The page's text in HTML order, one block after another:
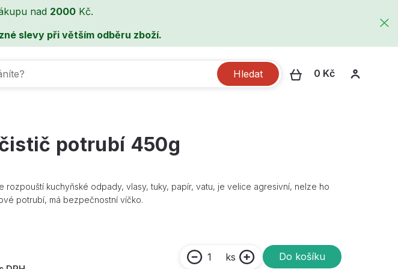
nad 2000 Kč.
slevy při větším odběru zboží.
Hledat 0 Kč
potrubí 450g
rozpouští kuchyňské odpady, vlasy, tuky, papír, vatu, je velice agresivní, nelze ho
potrubí, má bezpečnostní víčko.
ks Do košíku